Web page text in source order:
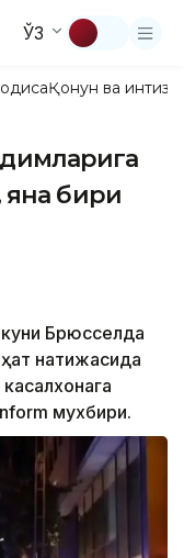
ЎЗ
Қонун ва
яна бири
Брюсселда
натижасида
мухбири.